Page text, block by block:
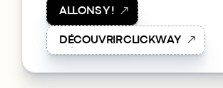
ALLO NSY !
D ÉCOUV RI RC LI C KWAY